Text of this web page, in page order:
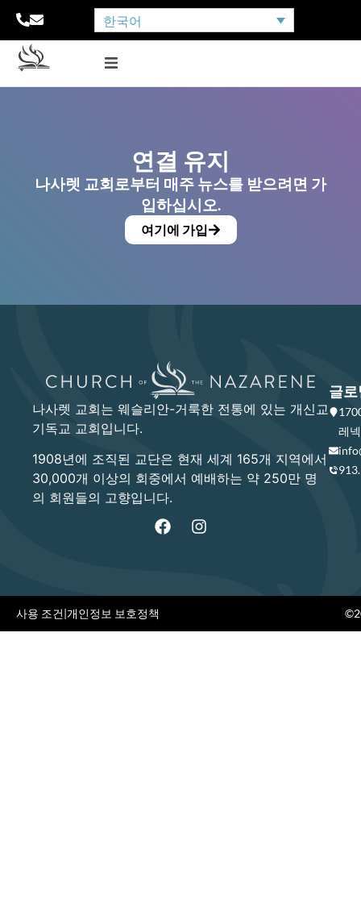
한국어
연결 유지
나사렛 교회로부터 매주 뉴스를 받으려면 가
입하십시오.
여기에 가입
나사렛 교회는 웨슬리안-거룩한 전통에 있는 개신교
기독교 교회입니다.
1908년에 조직된 교단은 현재 세계 165개 지역에서
30,000개 이상의 회중에서 예배하는 약 250만 명
의 회원들의 고향입니다.
글로
레
사용 조건|개인정보 보호정책